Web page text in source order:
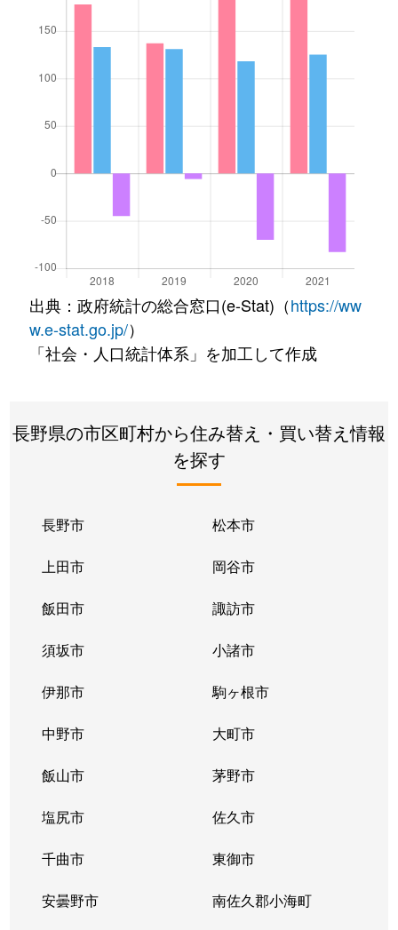
出典：政府統計の総合窓口(e-Stat)（https://ww
w.e-stat.go.jp/）
「社会・人口統計体系」を加工して作成
長野県の市区町村から住み替え・買い替え情報
を探す
長野市 松本市
上田市 岡谷市
飯田市 諏訪市
須坂市 小諸市
伊那市 駒ヶ根市
中野市 大町市
飯山市 茅野市
塩尻市 佐久市
千曲市 東御市
安曇野市 南佐久郡小海町